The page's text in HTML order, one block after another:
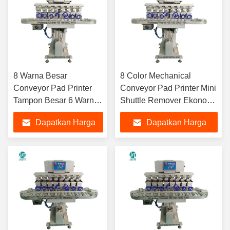
8 Warna Besar
Conveyor Pad Printer
Tampon Besar 6 Warna
Bulat Meja Kerja
Baseball Tangki Pad
Mesin Pencetakan
Untuk Faience
Dapatkan Harga
8 Color Mechanical
Conveyor Pad Printer Mini
Shuttle Remover Ekonomi
Eraser Pad Mesin
Pencetakan Untuk Frame
Optik Mainan
Dapatkan Harga